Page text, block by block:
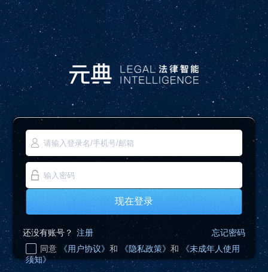
现在登录
还没有账号？ 注册
忘记密码
同意
《用户协议》 和 《隐私政策》 和
《未成年人使用
须知》